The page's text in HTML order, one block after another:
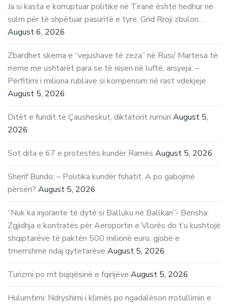
Ja si kasta e korruptuar politike në Tiranë është hedhur në
sulm për të shpëtuar pasuritë e tyre, Grid Rroji zbulon…
August 6, 2026
Zbardhet skema e “vejushave të zeza” në Rusi/ Martesa të
rreme me ushtarët para se të nisen në luftë, arsyeja: –
Përfitimi i miliona rublave si kompensim në rast vdekjeje
August 5, 2026
Ditët e fundit të Çausheskut, diktatorit rumun August 5,
2026
Sot dita e 67 e protestës kundër Ramës August 5, 2026
Sherif Bundo: – Politika kundër fshatit. A po gabojmë
përsëri? August 5, 2026
“Nuk ka injorante të dytë si Balluku në Ballkan”- Berisha:
Zgjidhja e kontratës për Aeroportin e Vlorës do t’u kushtojë
shqiptarëve të paktën 500 milionë euro, gjobë e
tmerrshme ndaj qytetarëve August 5, 2026
Turizmi po rrit bujqësinë e fqinjëve August 5, 2026
Hulumtimi: Ndryshimi i klimës po ngadalëson rrotullimin e